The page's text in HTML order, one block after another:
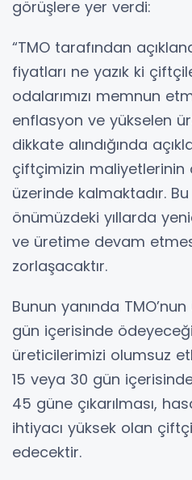
görüşlere yer verdi:
“TMO tarafından
fiyatları ne yazık ki
odalarımızı memnun
enflasyon ve yükselen
dikkate alındığında
çiftçimizin maliyetlerinin
üzerinde kalmaktadır.
önümüzdeki yıllarda
ve üretime devam
zorlaşacaktır.
Bunun yanında
gün içerisinde
üreticilerimizi olumsuz
15 veya 30 gün
45 güne çıkarılması,
ihtiyacı yüksek olan
edecektir.